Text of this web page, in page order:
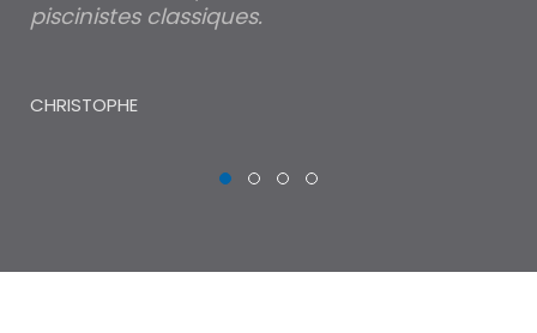
piscinistes classiques.
CHRISTOPHE